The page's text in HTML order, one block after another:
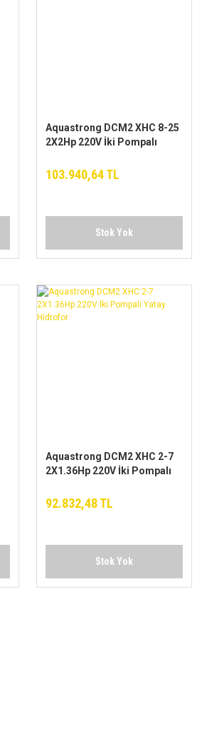
Aquastrong DCM2 XHC 8-25
2X2Hp 220V İki Pompalı
103.940,64 TL
Stok Yok
Aquastrong DCM2 XHC 2-7
2X1.36Hp 220V İki Pompalı
92.832,48 TL
Stok Yok